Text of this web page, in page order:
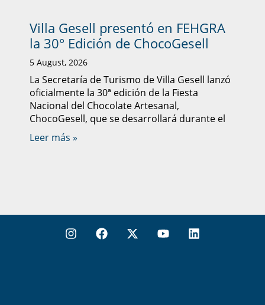
Villa Gesell presentó en FEHGRA
la 30° Edición de ChocoGesell
5 August, 2026
La Secretaría de Turismo de Villa Gesell lanzó
oficialmente la 30ª edición de la Fiesta
Nacional del Chocolate Artesanal,
ChocoGesell, que se desarrollará durante el
Leer más »